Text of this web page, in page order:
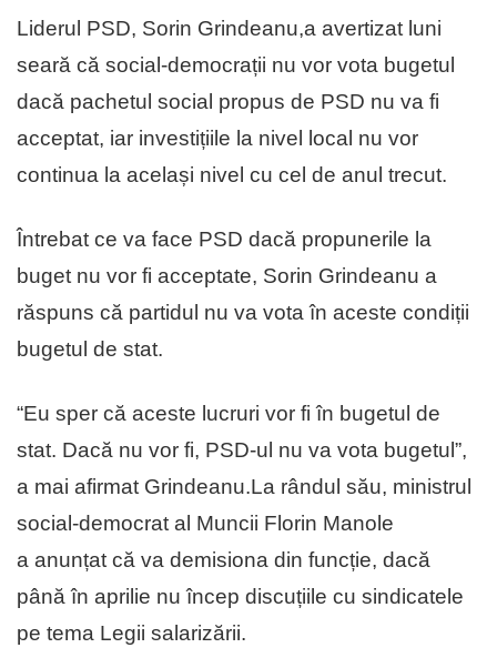
Liderul PSD, Sorin Grindeanu,a avertizat luni
seară că social-democrații nu vor vota bugetul
dacă pachetul social propus de PSD nu va fi
acceptat, iar investițiile la nivel local nu vor
continua la același nivel cu cel de anul trecut.
Întrebat ce va face PSD dacă propunerile la
buget nu vor fi acceptate, Sorin Grindeanu a
răspuns că partidul nu va vota în aceste condiții
bugetul de stat.
“Eu sper că aceste lucruri vor fi în bugetul de
stat. Dacă nu vor fi, PSD-ul nu va vota bugetul”,
a mai afirmat Grindeanu.La rândul său, ministrul
social-democrat al Muncii Florin Manole
a anunțat că va demisiona din funcție, dacă
până în aprilie nu încep discuțiile cu sindicatele
pe tema Legii salarizării.